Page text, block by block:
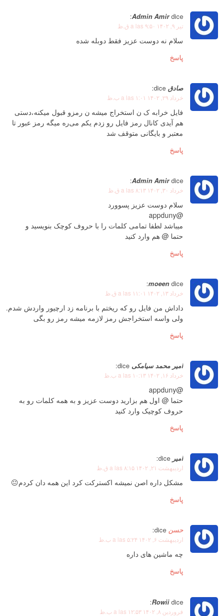
Admin Amir dice:
تیر ۹, ۱۴۰۲ a las ۹:۵۰ ق.ظ
سلام نه دوست عزیز فقط دوبله شده
پاسخ
صادق dice:
خرداد ۲۹, ۱۴۰۲ a las ۱:۰۱ ب.ظ
فایل خرابه ک ن استخراج میشه ن رمزو قبول میکنه،دستی
هم آیدی کانال رمز فایل رو زدم یکم می‌ره میگه رمز عبور تا
معتبر و بایگانی متوقف شد
پاسخ
Admin Amir dice:
خرداد ۳۰, ۱۴۰۲ a las ۸:۱۳ ق.ظ
سلام دوست عزیز پسوورد
@appduny
میباشد لطفا تمامی کلمات را با حروف کوچک بنویسید و
حتما @ هم وارد کنید
پاسخ
moeen dice:
خرداد ۱۳, ۱۴۰۲ a las ۱۱:۰۱ ق.ظ
داداش من فایل رو که ریختم با برنامه زد ارچیور واردش شدم.
ولی واسه استخراجش رمز لازمه میشه رمز رو بگی
پاسخ
امیر محمد سیامکی dice:
خرداد ۱۶, ۱۴۰۲ a las ۱۰:۱۳ ب.ظ
@appduny
حتما @ اول هم بزارید دوست عزیز و به همه کلمات رو به
حروف کوچیک وارد کنید
پاسخ
امیر dice:
اردیبهشت ۲۱, ۱۴۰۲ a las ۸:۱۵ ق.ظ
مشکل داره اصن نمیشه اکسترکت کرد این همه دان کردم😐
پاسخ
حسن dice:
اردیبهشت ۶, ۱۴۰۲ a las ۵:۲۴ ب.ظ
چه ماشین های داره
پاسخ
Rowii dice:
فروردین ۸, ۱۴۰۲ a las ۱۲:۵۳ ب.ظ